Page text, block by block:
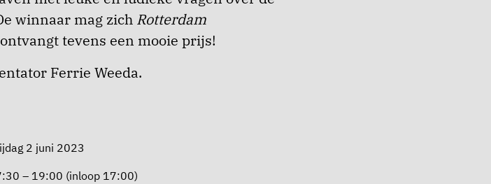
winnaar mag zich Rotterdam
tevens een mooie prijs!
Ferrie Weeda.
2 juni 2023
– 19:00 (inloop 17:00)